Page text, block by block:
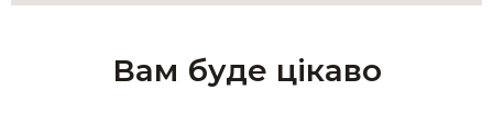
Вам буде цікаво